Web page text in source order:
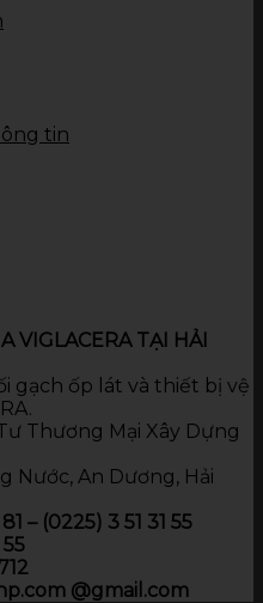
tin
VIGLACERA TẠI HẢI
gạch ốp lát và thiết bị vệ
Thương Mại Xây Dựng
Nước, An Dương, Hải
– (0225) 3 51 31 55
55
@gmail.com